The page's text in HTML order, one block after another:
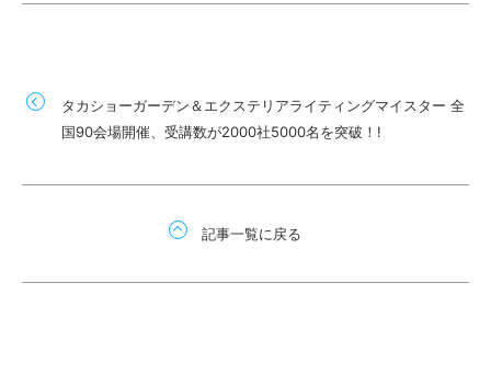
タカショーガーデン＆エクステリアライティングマイスター 全
国90会場開催、受講数が2000社5000名を突破！!
記事一覧に戻る